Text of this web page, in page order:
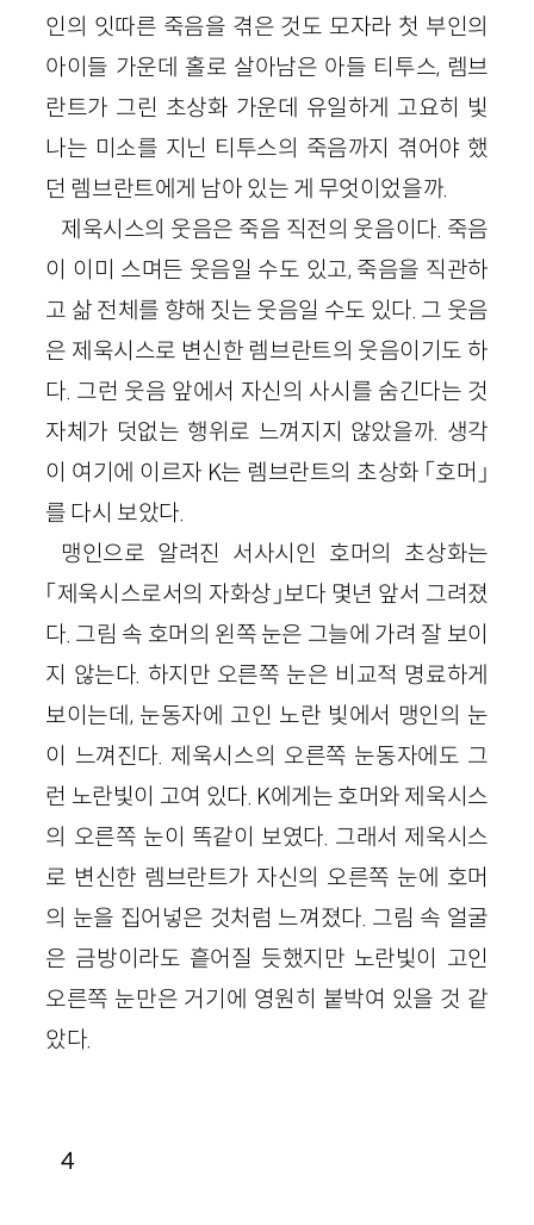
인의 잇따른 죽음을 겪은 것도 모자라 첫 부인의
아이들 가운데 홀로 살아남은 아들 티투스, 렘브
란트가 그린 초상화 가운데 유일하게 고요히 빛
나는 미소를 지닌 티투스의 죽음까지 겪어야 했
던 렘브란트에게 남아 있는 게 무엇이었을까.
제욱시스의 웃음은 죽음 직전의 웃음이다. 죽음
이 이미 스며든 웃음일 수도 있고, 죽음을 직관하
고 삶 전체를 향해 짓는 웃음일 수도 있다. 그 웃음
은 제욱시스로 변신한 렘브란트의 웃음이기도 하
다. 그런 웃음 앞에서 자신의 사시를 숨긴다는 것
자체가 덧없는 행위로 느껴지지 않았을까. 생각
이 여기에 이르자 K는 렘브란트의 초상화 「호머」
를 다시 보았다.
맹인으로 알려진 서사시인 호머의 초상화는
「제욱시스로서의 자화상」보다 몇년 앞서 그려졌
다. 그림 속 호머의 왼쪽 눈은 그늘에 가려 잘 보이
지 않는다. 하지만 오른쪽 눈은 비교적 명료하게
보이는데, 눈동자에 고인 노란 빛에서 맹인의 눈
이 느껴진다. 제욱시스의 오른쪽 눈동자에도 그
런 노란빛이 고여 있다. K에게는 호머와 제욱시스
의 오른쪽 눈이 똑같이 보였다. 그래서 제욱시스
로 변신한 렘브란트가 자신의 오른쪽 눈에 호머
의 눈을 집어넣은 것처럼 느껴졌다. 그림 속 얼굴
은 금방이라도 흩어질 듯했지만 노란빛이 고인
오른쪽 눈만은 거기에 영원히 붙박여 있을 것 같
았다.
4